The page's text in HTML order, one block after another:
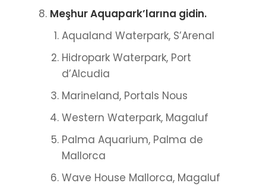
Meşhur Aquapark’larına gidin.
Aqualand Waterpark, S’Arenal
Hidropark Waterpark, Port
d’Alcudia
Marineland, Portals Nous
Western Waterpark, Magaluf
Palma Aquarium, Palma de
Mallorca
Wave House Mallorca, Magaluf